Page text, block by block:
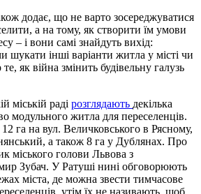
додає, що не варто зосереджуватися
а на тому, як створити їм умови
– і вони самі знайдуть вихід:
шукати інші варіанти житла у місті чи
як війна змінить будівельну галузь
міській раді розглядають декілька
модульного житла для переселенців.
га на вул. Величковського в Рясному,
а також 8 га у Дублянах. Про
міського голови Львова з
Зубач. У Ратуші нині обговорюють
міста, де можна звести тимчасове
утім їх не називають, щоб